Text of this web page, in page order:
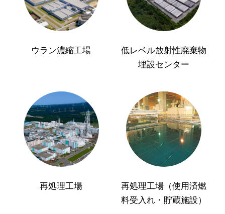
ウラン濃縮工場
低レベル放射性廃棄物
埋設センター
再処理工場
再処理工場（使用済燃
料受入れ・貯蔵施設）